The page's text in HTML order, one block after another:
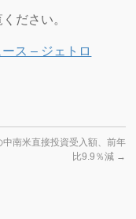
ださい。
ス – ジェトロ
中南米直接投資受入額、前年
比9.9％減 →